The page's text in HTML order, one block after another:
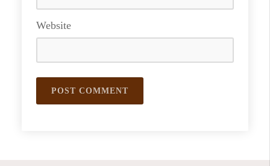
Website